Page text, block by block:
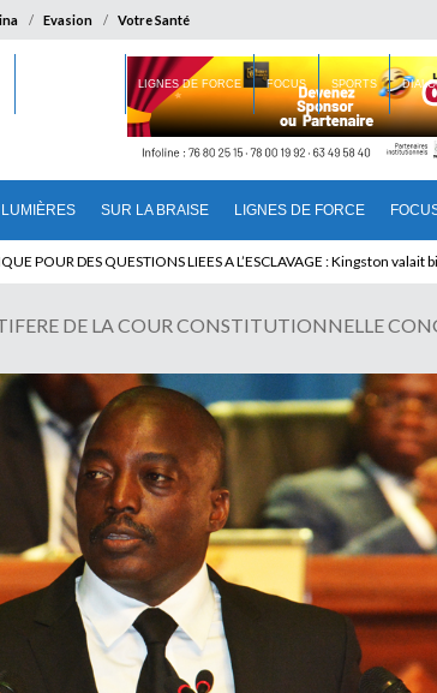
Evasion Votre Santé
SUR LA BRAISE LIGNES DE FORCE
LIGNES DE FORCE FOCUS SPORTS
DU SENAT BENINOIS : Quand Patrice quitte le pouvoir sans
DE LA COUR CONSTITUTIONNELLE